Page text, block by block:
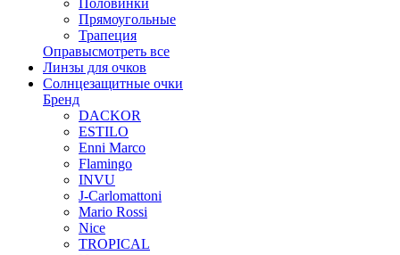
Прямоугольные
Трапеция
Оправысмотреть все
Линзы для очков
Солнцезащитные очки
Бренд
DACKOR
ESTILO
Enni Marco
Flamingo
INVU
J-Carlomattoni
Mario Rossi
Nice
TROPICAL